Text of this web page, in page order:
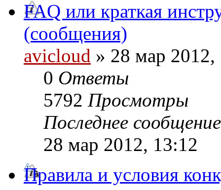
FAQ или краткая
(сообщения)
avicloud » 28 мар 2012,
0 Ответы
5792 Просмотры
Последнее
28 мар 2012, 13:12
Правила и условия